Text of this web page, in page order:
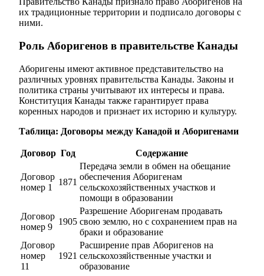
их традиционные территории и подписало договоры с
ними.
Роль Аборигенов в правительстве Канады
Аборигены имеют активное представительство на
различных уровнях правительства Канады. Законы и
политика страны учитывают их интересы и права.
Конституция Канады также гарантирует права
коренных народов и признает их историю и культуру.
Таблица: Договоры между Канадой и Аборигенами
Договор Год Содержание
Договор
номер 1
1871
Передача земли в обмен на обещание
обеспечения Аборигенам
сельскохозяйственных участков и
помощи в образовании
Договор
номер 9
1905
Разрешение Аборигенам продавать
свою землю, но с сохранением прав на
браки и образование
Договор
номер
11
1921
Расширение прав Аборигенов на
сельскохозяйственные участки и
образование